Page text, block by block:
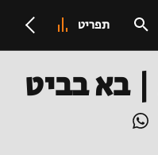
תפריט